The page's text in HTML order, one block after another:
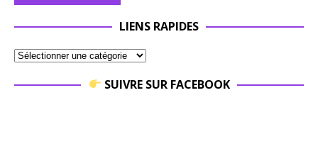
LIENS RAPIDES
SUIVRE SUR FACEBOOK